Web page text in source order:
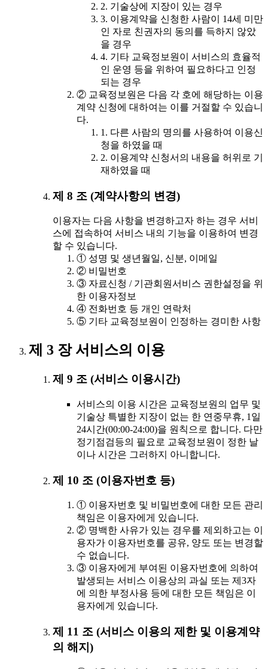
2. 기술상에 지장이 있는 경우
3. 이용계약을 신청한 사람이 14세 미만
인 자로 친권자의 동의를 득하지 않았
을 경우
4. 기타 교육정보원이 서비스의 효율적
인 운영 등을 위하여 필요하다고 인정
되는 경우
② 교육정보원은 다음 각 호에 해당하는 이용
계약 신청에 대하여는 이를 거절할 수 있습니
다.
1. 다른 사람의 명의를 사용하여 이용신
청을 하였을 때
2. 이용계약 신청서의 내용을 허위로 기
재하였을 때
제 8 조 (계약사항의 변경)
이용자는 다음 사항을 변경하고자 하는 경우 서비
스에 접속하여 서비스 내의 기능을 이용하여 변경
할 수 있습니다.
① 성명 및 생년월일, 신분, 이메일
② 비밀번호
③ 자료신청 / 기관회원서비스 권한설정을 위
한 이용자정보
④ 전화번호 등 개인 연락처
⑤ 기타 교육정보원이 인정하는 경미한 사항
제 3 장 서비스의 이용
제 9 조 (서비스 이용시간)
서비스의 이용 시간은 교육정보원의 업무 및
기술상 특별한 지장이 없는 한 연중무휴, 1일
24시간(00:00-24:00)을 원칙으로 합니다. 다만
정기점검등의 필요로 교육정보원이 정한 날
이나 시간은 그러하지 아니합니다.
제 10 조 (이용자번호 등)
① 이용자번호 및 비밀번호에 대한 모든 관리
책임은 이용자에게 있습니다.
② 명백한 사유가 있는 경우를 제외하고는 이
용자가 이용자번호를 공유, 양도 또는 변경할
수 없습니다.
③ 이용자에게 부여된 이용자번호에 의하여
발생되는 서비스 이용상의 과실 또는 제3자
에 의한 부정사용 등에 대한 모든 책임은 이
용자에게 있습니다.
제 11 조 (서비스 이용의 제한 및 이용계약
의 해지)